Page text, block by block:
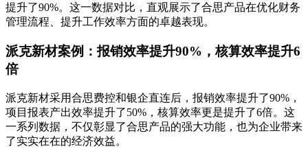
提升了90%。这一数据对比，直观展示了合思产品在优化财务
管理流程、提升工作效率方面的卓越表现。
派克新材案例：报销效率提升90%，核算效率提升6
倍
派克新材采用合思费控和银企直连后，报销效率提升了90%，
项目报表产出效率提升了50%，核算效率更是提升了6倍。这
一系列数据，不仅彰显了合思产品的强大功能，也为企业带来
了实实在在的经济效益。